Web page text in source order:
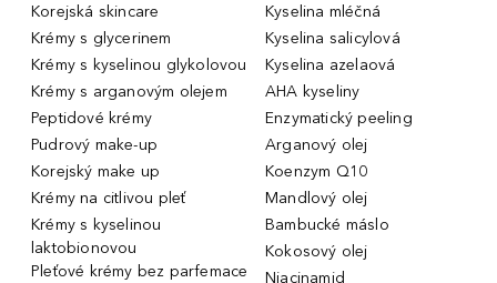
Korejská skincare
Krémy s glycerinem
Krémy s kyselinou glykolovou
Krémy s arganovým olejem
Peptidové krémy
Pudrový make-up
Korejský make up
Krémy na citlivou pleť
Krémy s kyselinou
laktobionovou
Pleťové krémy bez parfemace
Kyselina mléčná
Kyselina salicylová
Kyselina azelaová
AHA kyseliny
Enzymatický peeling
Arganový olej
Koenzym Q10
Mandlový olej
Bambucké máslo
Kokosový olej
Niacinamid